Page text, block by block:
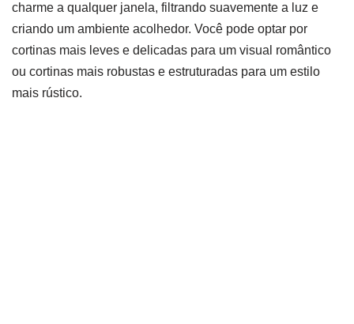
charme a qualquer janela, filtrando suavemente a luz e
criando um ambiente acolhedor. Você pode optar por
cortinas mais leves e delicadas para um visual romântico
ou cortinas mais robustas e estruturadas para um estilo
mais rústico.